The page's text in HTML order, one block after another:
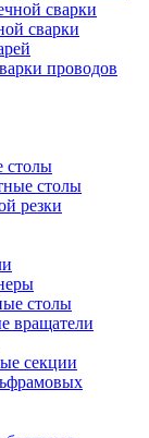
сварки
сварки
проводов
столы
столы
резки
столы
вращатели
секции